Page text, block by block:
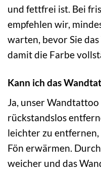
und fettfrei ist. Bei
empfehlen wir,
warten, bevor Sie
damit die Farbe
Kann ich das
Ja, unser Wandtattoo
rückstandslos
leichter zu entfernen,
Fön erwärmen.
weicher und das